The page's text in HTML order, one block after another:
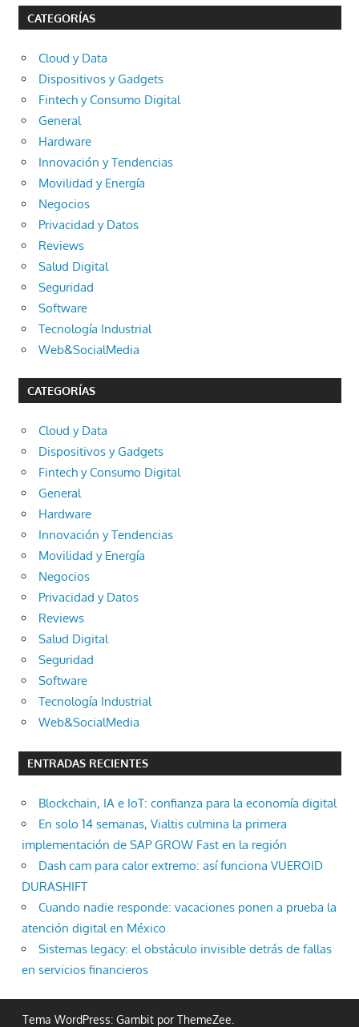
CATEGORÍAS
Cloud y Data
Dispositivos y Gadgets
Fintech y Consumo Digital
General
Hardware
Innovación y Tendencias
Movilidad y Energía
Negocios
Privacidad y Datos
Reviews
Salud Digital
Seguridad
Software
Tecnología Industrial
Web&SocialMedia
CATEGORÍAS
Cloud y Data
Dispositivos y Gadgets
Fintech y Consumo Digital
General
Hardware
Innovación y Tendencias
Movilidad y Energía
Negocios
Privacidad y Datos
Reviews
Salud Digital
Seguridad
Software
Tecnología Industrial
Web&SocialMedia
ENTRADAS RECIENTES
Blockchain, IA e IoT: confianza para la economía digital
En solo 14 semanas, Vialtis culmina la primera
implementación de SAP GROW Fast en la región
Dash cam para calor extremo: así funciona VUEROID
DURASHIFT
Cuando nadie responde: vacaciones ponen a prueba la
atención digital en México
Sistemas legacy: el obstáculo invisible detrás de fallas
en servicios financieros
Tema WordPress: Gambit por ThemeZee.